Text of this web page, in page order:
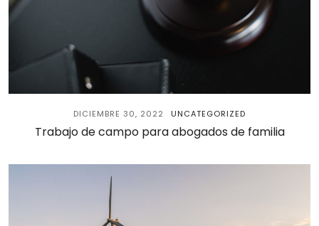
DICIEMBRE 30, 2022 UNCATEGORIZED
Trabajo de campo para abogados de familia